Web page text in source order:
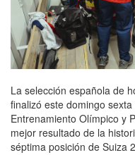
La selección española de
finalizó este domingo
Entrenamiento Olímpico y
mejor resultado de la
séptima posición de Suiza